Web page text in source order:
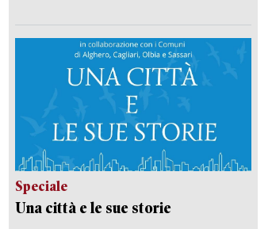
Speciale
Una città e le sue storie